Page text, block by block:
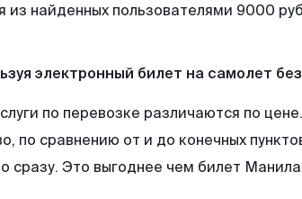
из найденных пользователями 9000
электронный билет на самолет
по перевозке различаются по цене.
по сравнению от и до конечных
сразу. Это выгоднее чем билет